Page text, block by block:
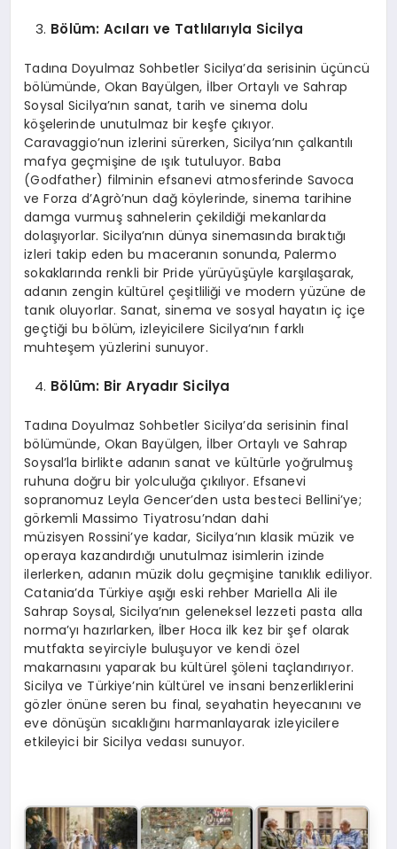
Bölüm: Acıları ve Tatlılarıyla Sicilya
Tadına Doyulmaz Sohbetler Sicilya’da serisinin üçüncü
bölümünde, Okan Bayülgen, İlber Ortaylı ve Sahrap
Soysal Sicilya’nın sanat, tarih ve sinema dolu
köşelerinde unutulmaz bir keşfe çıkıyor.
Caravaggio’nun izlerini sürerken, Sicilya’nın çalkantılı
mafya geçmişine de ışık tutuluyor. Baba
(Godfather) filminin efsanevi atmosferinde Savoca
ve Forza d’Agrò’nun dağ köylerinde, sinema tarihine
damga vurmuş sahnelerin çekildiği mekanlarda
dolaşıyorlar. Sicilya’nın dünya sinemasında bıraktığı
izleri takip eden bu maceranın sonunda, Palermo
sokaklarında renkli bir Pride yürüyüşüyle karşılaşarak,
adanın zengin kültürel çeşitliliği ve modern yüzüne de
tanık oluyorlar. Sanat, sinema ve sosyal hayatın iç içe
geçtiği bu bölüm, izleyicilere Sicilya’nın farklı
muhteşem yüzlerini sunuyor.
Bölüm: Bir Aryadır Sicilya
Tadına Doyulmaz Sohbetler Sicilya’da serisinin final
bölümünde, Okan Bayülgen, İlber Ortaylı ve Sahrap
Soysal’la birlikte adanın sanat ve kültürle yoğrulmuş
ruhuna doğru bir yolculuğa çıkılıyor. Efsanevi
sopranomuz Leyla Gencer’den usta besteci Bellini’ye;
görkemli Massimo Tiyatrosu’ndan dahi
müzisyen Rossini’ye kadar, Sicilya’nın klasik müzik ve
operaya kazandırdığı unutulmaz isimlerin izinde
ilerlerken, adanın müzik dolu geçmişine tanıklık ediliyor.
Catania’da Türkiye aşığı eski rehber Mariella Ali ile
Sahrap Soysal, Sicilya’nın geleneksel lezzeti pasta alla
norma’yı hazırlarken, İlber Hoca ilk kez bir şef olarak
mutfakta seyirciyle buluşuyor ve kendi özel
makarnasını yaparak bu kültürel şöleni taçlandırıyor.
Sicilya ve Türkiye’nin kültürel ve insani benzerliklerini
gözler önüne seren bu final, seyahatin heyecanını ve
eve dönüşün sıcaklığını harmanlayarak izleyicilere
etkileyici bir Sicilya vedası sunuyor.